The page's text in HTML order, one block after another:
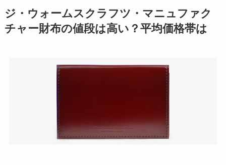
ジ・ウォームスクラフツ・マニュファク
チャー財布の値段は高い？平均価格帯は